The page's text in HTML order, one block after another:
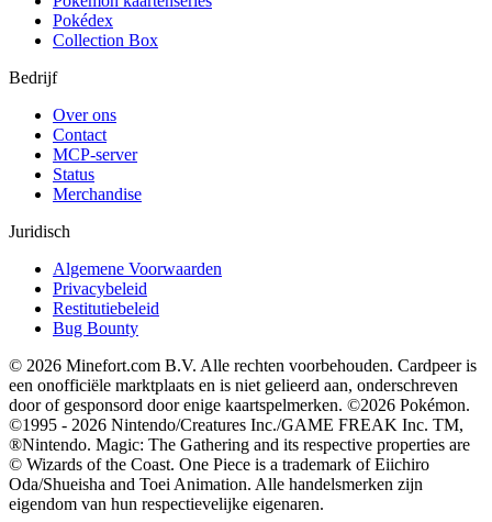
Pokédex
Collection Box
Bedrijf
Over ons
Contact
MCP-server
Status
Merchandise
Juridisch
Algemene Voorwaarden
Privacybeleid
Restitutiebeleid
Bug Bounty
© 2026 Minefort.com B.V. Alle rechten voorbehouden. Cardpeer is
een onofficiële marktplaats en is niet gelieerd aan, onderschreven
door of gesponsord door enige kaartspelmerken. ©2026 Pokémon.
©1995 - 2026 Nintendo/Creatures Inc./GAME FREAK Inc. TM,
®Nintendo. Magic: The Gathering and its respective properties are
© Wizards of the Coast. One Piece is a trademark of Eiichiro
Oda/Shueisha and Toei Animation. Alle handelsmerken zijn
eigendom van hun respectievelijke eigenaren.